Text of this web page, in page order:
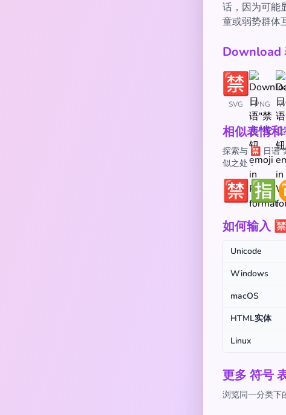
话，因为可能
童或弱势群体
Download
SVG PNG
相似表情
探索与 🈲 日语"
似之处：
🈲🈯
如何输入 🈲
Unicode
Windows
macOS
HTML实体
Linux
更多 符号
浏览同一分类下